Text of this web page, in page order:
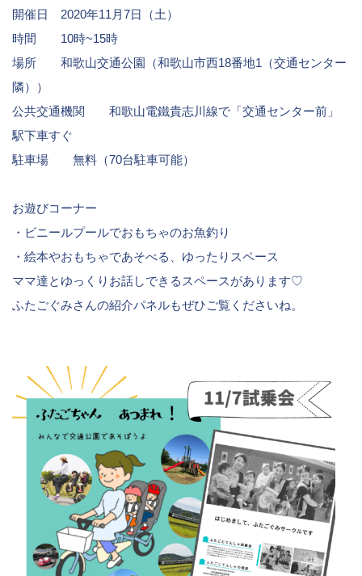
開催日 2020年11月7日（土）
時間 10時~15時
場所 和歌山交通公園（和歌山市西18番地1（交通センター
隣））
公共交通機関 和歌山電鐵貴志川線で「交通センター前」
駅下車すぐ
駐車場 無料（70台駐車可能）
お遊びコーナー
・ビニールプールでおもちゃのお魚釣り
・絵本やおもちゃであそべる、ゆったりスペース
ママ達とゆっくりお話しできるスペースがあります♡
ふたごぐみさんの紹介パネルもぜひご覧くださいね。